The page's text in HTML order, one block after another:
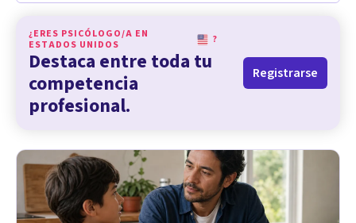
¿ERES PSICÓLOGO/A EN
ESTADOS UNIDOS
?
Destaca entre toda tu
competencia
profesional.
Registrarse